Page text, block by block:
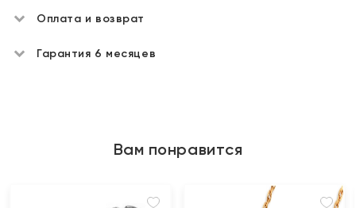
Оплата и возврат
Гарантия 6 месяцев
Вам понравится